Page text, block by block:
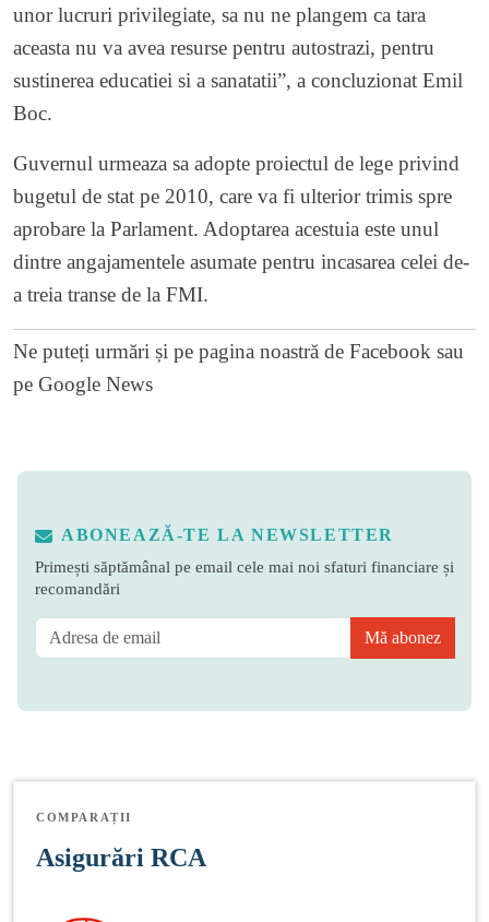
unor lucruri privilegiate, sa nu ne plangem ca tara
aceasta nu va avea resurse pentru autostrazi, pentru
sustinerea educatiei si a sanatatii”, a concluzionat Emil
Boc.
Guvernul urmeaza sa adopte proiectul de lege privind
bugetul de stat pe 2010, care va fi ulterior trimis spre
aprobare la Parlament. Adoptarea acestuia este unul
dintre angajamentele asumate pentru incasarea celei de-
a treia transe de la FMI.
Ne puteți urmări și pe pagina noastră de Facebook sau
pe Google News
ABONEAZĂ-TE LA NEWSLETTER
Primești săptămânal pe email cele mai noi sfaturi financiare și
recomandări
Mă abonez
COMPARAȚII
Asigurări RCA